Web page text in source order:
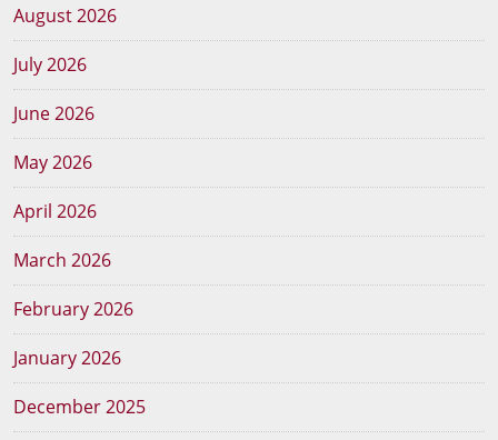
August 2026
July 2026
June 2026
May 2026
April 2026
March 2026
February 2026
January 2026
December 2025